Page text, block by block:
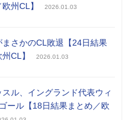
州CL】
2026.01.03
まさかのCL敗退【24日結果
CL】
2026.01.03
ル、イングランド代表ウィ
ール【18日結果まとめ／欧